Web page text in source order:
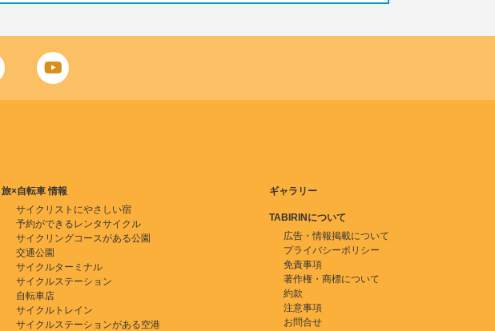
旅×自転車 情報
サイクリストにやさしい宿
予約ができるレンタサイクル
サイクリングコースがある公園
交通公園
サイクルターミナル
サイクルステーション
自転車店
サイクルトレイン
サイクルステーションがある空港
ギャラリー
TABIRINについて
広告・情報掲載について
プライバシーポリシー
免責事項
著作権・商標について
約款
注意事項
お問合せ